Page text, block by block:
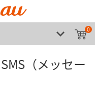
0
（メッセー